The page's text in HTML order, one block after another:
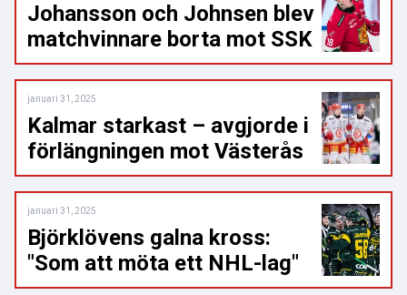
Johansson och Johnsen blev
matchvinnare borta mot SSK
januari 31, 2025
Kalmar starkast – avgjorde i
förlängningen mot Västerås
januari 31, 2025
Björklövens galna kross:
"Som att möta ett NHL-lag"